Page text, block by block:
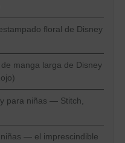
floral de Disney
manga larga de Disney
para niñas — Stitch,
— el imprescindible